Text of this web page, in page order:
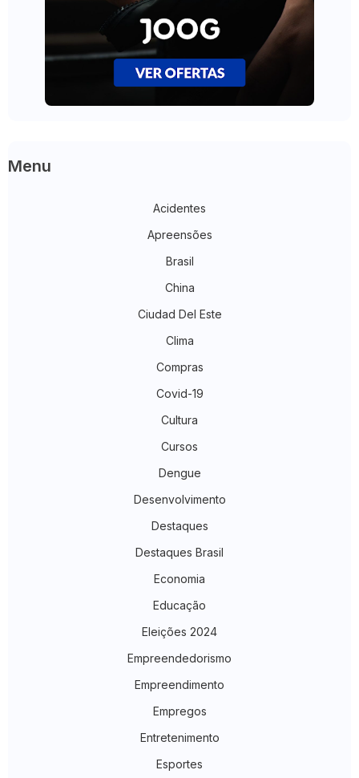
Menu
Acidentes
Apreensões
Brasil
China
Ciudad Del Este
Clima
Compras
Covid-19
Cultura
Cursos
Dengue
Desenvolvimento
Destaques
Destaques Brasil
Economia
Educação
Eleições 2024
Empreendedorismo
Empreendimento
Empregos
Entretenimento
Esportes